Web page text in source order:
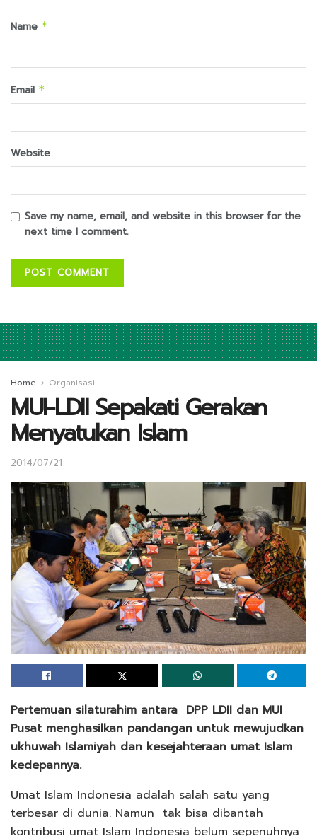
Name *
Email *
Website
Save my name, email, and website in this browser for the
next time I comment.
Home Organisasi
MUI-LDII Sepakati Gerakan
Menyatukan Islam
2014/07/21
Pertemuan silaturahim antara DPP LDII dan MUI
Pusat menghasilkan pandangan untuk mewujudkan
ukhuwah Islamiyah dan kesejahteraan umat Islam
kedepannya.
Umat Islam Indonesia adalah salah satu yang
terbesar di dunia. Namun tak bisa dibantah
kontribusi umat Islam Indonesia belum sepenuhnya